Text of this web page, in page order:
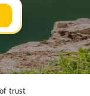
trust